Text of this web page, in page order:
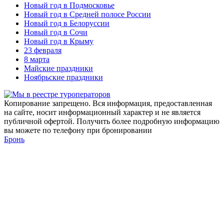
Новый год в Подмосковье
Новый год в Средней полосе России
Новый год в Белоруссии
Новый год в Сочи
Новый год в Крыму
23 февраля
8 марта
Майские праздники
Ноябрьские праздники
Копирование запрещено. Вся информация, предоставленная
на сайте, носит информационный характер и не является
публичной офертой. Получить более подробную информацию
вы можете по телефону при бронировании
Бронь